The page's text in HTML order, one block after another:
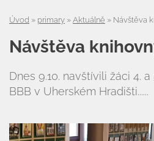
Úvod
Úřední deska
Úvod » primary » Aktuálně » Návštěva
Návštěva
Dnes 9.10. navštívili žáci 4.
BBB v Uherském Hradišti......